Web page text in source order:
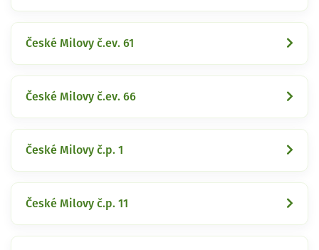
České Milovy č.ev. 61
České Milovy č.ev. 66
České Milovy č.p. 1
České Milovy č.p. 11